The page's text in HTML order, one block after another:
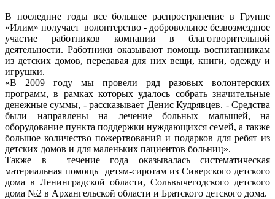
В последние годы все большее распространение в Группе
«Илим» получает волонтерство - добровольное безвозмездное
участие работников компании в благотворительной
деятельности. Работники оказывают помощь воспитанникам
из детских домов, передавая для них вещи, книги, одежду и
игрушки.
«В 2009 году мы провели ряд разовых волонтерских
программ, в рамках которых удалось собрать значительные
денежные суммы, - рассказывает Денис Кудрявцев. - Средства
были направлены на лечение больных малышей, на
оборудование пункта поддержки нуждающихся семей, а также
большое количество пожертвований и подарков для ребят из
детских домов и для маленьких пациентов больниц».
Также в течение года оказывалась систематическая
материальная помощь детям-сиротам из Сиверского детского
дома в Ленинградской области, Сольвычегодского детского
дома №2 в Архангельской области и Братского детского дома.